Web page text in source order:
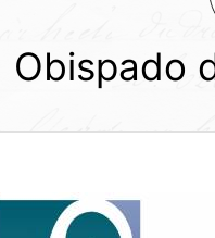
Obispado